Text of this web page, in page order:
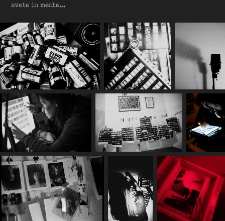
avete in mente...